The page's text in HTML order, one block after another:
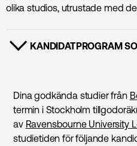
olika studios, utrustade med
VISA INNEHÅLL
KANDIDATPROGRAM
Dina godkända studier från
termin i Stockholm
av Ravensbourne University
studietiden för följande